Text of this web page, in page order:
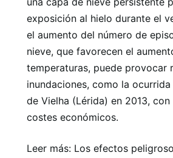
exposición al hielo durante el
el aumento del número de
nieve, que favorecen el
temperaturas, puede provocar
inundaciones, como la
de Vielha (Lérida) en 2013,
costes económicos.
Leer más: Los efectos